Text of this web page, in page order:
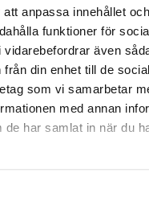
anpassa innehållet och
funktioner för
även
din enhet till de
som vi samarbetar
med annan
de har samlat in när du
273
10073436